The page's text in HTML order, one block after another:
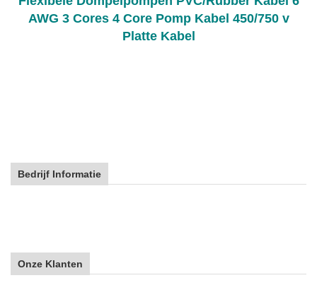
AWG 3 Cores 4 Core Pomp Kabel 450/750 v
Platte Kabel
Bedrijf Informatie
Onze Klanten